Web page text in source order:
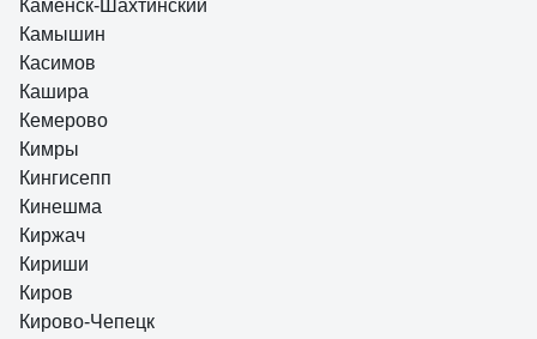
Каменск-Шахтинский
Камышин
Касимов
Кашира
Кемерово
Кимры
Кингисепп
Кинешма
Киржач
Кириши
Киров
Кирово-Чепецк